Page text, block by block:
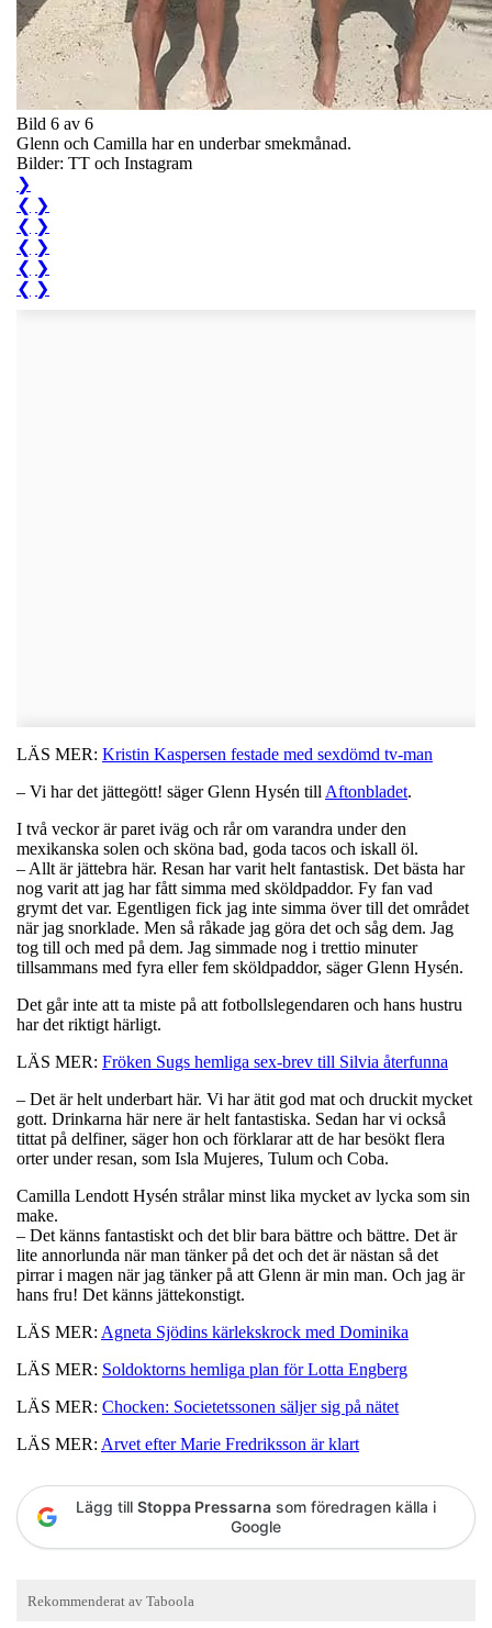
Bild 6 av 6
Glenn och Camilla har en underbar smekmånad.
Bilder: TT och Instagram
❯
❮ ❯
❮ ❯
❮ ❯
❮ ❯
❮ ❯
LÄS MER: Kristin Kaspersen festade med sexdömd tv-man
– Vi har det jättegött! säger Glenn Hysén till Aftonbladet.
I två veckor är paret iväg och rår om varandra under den
mexikanska solen och sköna bad, goda tacos och iskall öl.
– Allt är jättebra här. Resan har varit helt fantastisk. Det bästa har
nog varit att jag har fått simma med sköldpaddor. Fy fan vad
grymt det var. Egentligen fick jag inte simma över till det området
när jag snorklade. Men så råkade jag göra det och såg dem. Jag
tog till och med på dem. Jag simmade nog i trettio minuter
tillsammans med fyra eller fem sköldpaddor, säger Glenn Hysén.
Det går inte att ta miste på att fotbollslegendaren och hans hustru
har det riktigt härligt.
LÄS MER: Fröken Sugs hemliga sex-brev till Silvia återfunna
– Det är helt underbart här. Vi har ätit god mat och druckit mycket
gott. Drinkarna här nere är helt fantastiska. Sedan har vi också
tittat på delfiner, säger hon och förklarar att de har besökt flera
orter under resan, som Isla Mujeres, Tulum och Coba.
Camilla Lendott Hysén strålar minst lika mycket av lycka som sin
make.
– Det känns fantastiskt och det blir bara bättre och bättre. Det är
lite annorlunda när man tänker på det och det är nästan så det
pirrar i magen när jag tänker på att Glenn är min man. Och jag är
hans fru! Det känns jättekonstigt.
LÄS MER: Agneta Sjödins kärlekskrock med Dominika
LÄS MER: Soldoktorns hemliga plan för Lotta Engberg
LÄS MER: Chocken: Societetssonen säljer sig på nätet
LÄS MER: Arvet efter Marie Fredriksson är klart
Lägg till Stoppa Pressarna som föredragen källa i
Google